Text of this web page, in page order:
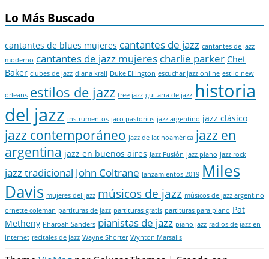
Lo Más Buscado
cantantes de blues mujeres cantantes de jazz cantantes de jazz
moderno cantantes de jazz mujeres charlie parker Chet
Baker clubes de jazz diana krall Duke Ellington escuchar jazz online estilo new
orleans estilos de jazz free jazz guitarra de jazz historia
del jazz instrumentos jaco pastorius jazz argentino jazz clásico
jazz contemporáneo jazz de latinoamérica jazz en
argentina jazz en buenos aires Jazz Fusión jazz piano jazz rock
jazz tradicional John Coltrane lanzamientos 2019 Miles
Davis mujeres del jazz músicos de jazz músicos de jazz argentino
ornette coleman partituras de jazz partituras gratis partituras para piano Pat
Metheny Pharoah Sanders pianistas de jazz piano jazz radios de jazz en
internet recitales de jazz Wayne Shorter Wynton Marsalis